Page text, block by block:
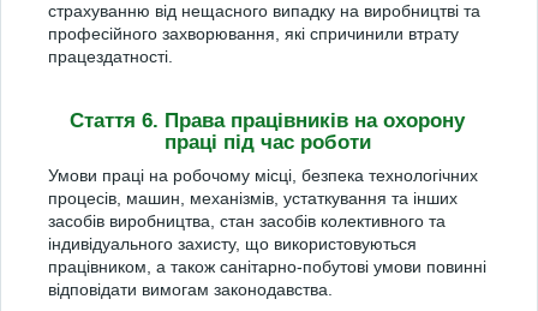
страхуванню від нещасного випадку на виробництві та
професійного захворювання, які спричинили втрату
працездатності.
Стаття 6. Права працівників на охорону
праці під час роботи
Умови праці на робочому місці, безпека технологічних
процесів, машин, механізмів, устаткування та інших
засобів виробництва, стан засобів колективного та
індивідуального захисту, що використовуються
працівником, а також санітарно-побутові умови повинні
відповідати вимогам законодавства.